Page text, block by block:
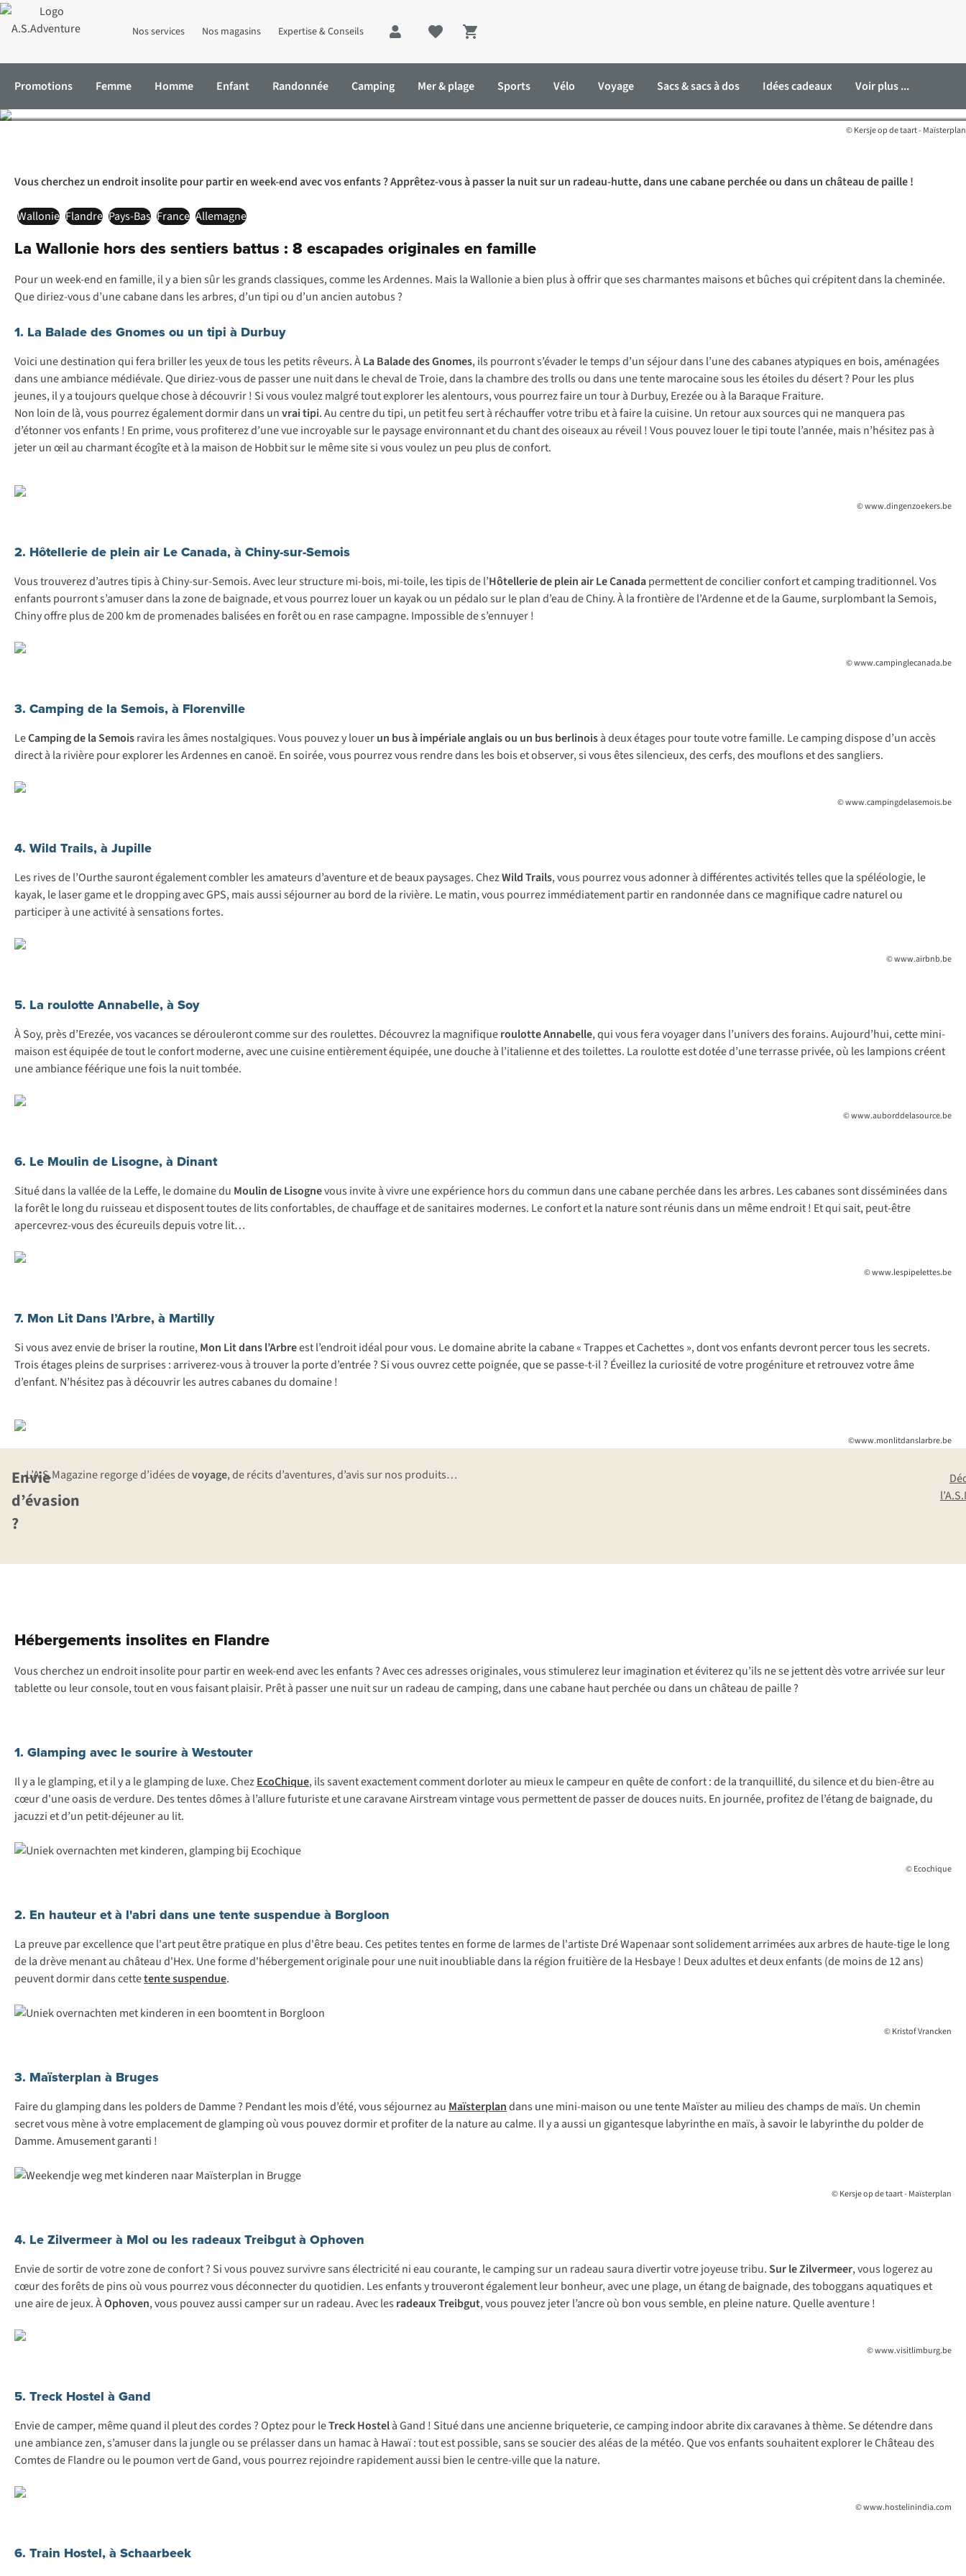
Nos services Nos magasins Expertise & Conseils
Shopping cart
Promotions Femme Homme Enfant Randonnée Camping Mer & plage Sports Vélo Voyage Sacs & sacs à dos Idées cadeaux Voir plus ...
Accueil Expertise & Conseils Hébergements insolites avec les enfants : nos 33 adresses coup de cœur !
Hébergements insolites avec les enfants : nos 33 adresses coup de cœur !
© Kersje op de taart - Maïsterplan
Vous cherchez un endroit insolite pour partir en week-end avec vos enfants ? Apprêtez-vous à passer la nuit sur un radeau-hutte, dans une cabane perchée ou dans un château de paille !
Wallonie Flandre Pays-Bas France Allemagne
La Wallonie hors des sentiers battus : 8 escapades originales en famille
Pour un week-end en famille, il y a bien sûr les grands classiques, comme les Ardennes. Mais la Wallonie a bien plus à offrir que ses charmantes maisons et bûches qui crépitent dans la cheminée.
Que diriez-vous d’une cabane dans les arbres, d’un tipi ou d’un ancien autobus ?
1. La Balade des Gnomes ou un tipi à Durbuy
Voici une destination qui fera briller les yeux de tous les petits rêveurs. ÀLa Balade des Gnomes, ils pourront s’évader le temps d’un séjour dans l’une des cabanes atypiques en bois, aménagées
dans une ambiance médiévale. Que diriez-vous de passer une nuit dans le cheval de Troie, dans la chambre des trolls ou dans une tente marocaine sous les étoiles du désert ? Pour les plus
jeunes, il y a toujours quelque chose à découvrir ! Si vous voulez malgré tout explorer les alentours, vous pourrez faire un tour à Durbuy, Erezée ou à la Baraque Fraiture.
Non loin de là, vous pourrez également dormir dans unvrai tipi. Au centre du tipi, un petit feu sert à réchauffer votre tribu et à faire la cuisine. Un retour aux sources qui ne manquera pas
d’étonner vos enfants ! En prime, vous profiterez d’une vue incroyable sur le paysage environnant et du chant des oiseaux au réveil ! Vous pouvez louer le tipi toute l’année, mais n’hésitez pas à
jeter un œil au charmant écogîte et à la maison de Hobbit sur le même site si vous voulez un peu plus de confort.
© www.dingenzoekers.be
2. Hôtellerie de plein air Le Canada, à Chiny-sur-Semois
Vous trouverez d’autres tipis à Chiny-sur-Semois. Avec leur structure mi-bois, mi-toile, les tipis de l’Hôtellerie de plein air Le Canadapermettent de concilier confort et camping traditionnel. Vos
enfants pourront s’amuser dans la zone de baignade, et vous pourrez louer un kayak ou un pédalo sur le plan d’eau de Chiny. À la frontière de l’Ardenne et de la Gaume, surplombant la Semois,
Chiny offre plus de 200 km de promenades balisées en forêt ou en rase campagne. Impossible de s’ennuyer !
© www.campinglecanada.be
3. Camping de la Semois, à Florenville
LeCamping de la Semoisravira les âmes nostalgiques. Vous pouvez y louerun bus à impériale anglais ou un bus berlinoisà deux étages pour toute votre famille. Le camping dispose d’un accès
direct à la rivière pour explorer les Ardennes en canoë. En soirée, vous pourrez vous rendre dans les bois et observer, si vous êtes silencieux, des cerfs, des mouflons et des sangliers.
© www.campingdelasemois.be
4. Wild Trails, à Jupille
Les rives de l’Ourthe sauront également combler les amateurs d’aventure et de beaux paysages. ChezWild Trails, vous pourrez vous adonner à différentes activités telles que la spéléologie, le
kayak, le laser game et le dropping avec GPS, mais aussi séjourner au bord de la rivière. Le matin, vous pourrez immédiatement partir en randonnée dans ce magnifique cadre naturel ou
participer à une activité à sensations fortes.
© www.airbnb.be
5. La roulotte Annabelle, à Soy
À Soy, près d’Erezée, vos vacances se dérouleront comme sur des roulettes. Découvrez la magnifiqueroulotte Annabelle, qui vous fera voyager dans l’univers des forains. Aujourd’hui, cette mini-
maison est équipée de tout le confort moderne, avec une cuisine entièrement équipée, une douche à l’italienne et des toilettes. La roulotte est dotée d’une terrasse privée, où les lampions créent
une ambiance féérique une fois la nuit tombée.
© www.auborddelasource.be
6. Le Moulin de Lisogne, à Dinant
Situé dans la vallée de la Leffe, le domaine du Moulin de Lisognevous invite à vivre une expérience hors du commun dans une cabane perchée dans les arbres. Les cabanes sont disséminées dans
la forêt le long du ruisseau et disposent toutes de lits confortables, de chauffage et de sanitaires modernes. Le confort et la nature sont réunis dans un même endroit ! Et qui sait, peut-être
apercevrez-vous des écureuils depuis votre lit…
© www.lespipelettes.be
7. Mon Lit Dans l’Arbre, à Martilly
Si vous avez envie de briser la routine,Mon Lit dans l’Arbreest l’endroit idéal pour vous. Le domaine abrite la cabane « Trappes et Cachettes », dont vos enfants devront percer tous les secrets.
Trois étages pleins de surprises : arriverez-vous à trouver la porte d’entrée ? Si vous ouvrez cette poignée, que se passe-t-il ? Éveillez la curiosité de votre progéniture et retrouvez votre âme
d’enfant. N’hésitez pas à découvrir les autres cabanes du domaine !
©www.monlitdanslarbre.be
Envie
d’évasion
?
L’A.S.Magazine regorge d’idées devoyage, de récits d’aventures, d’avis sur nos produits…
Hébergements insolites en Flandre
Vous cherchez un endroit insolite pour partir en week-end avec les enfants ? Avec ces adresses originales, vous stimulerez leur imagination et éviterez qu’ils ne se jettent dès votre arrivée sur leur
tablette ou leur console, tout en vous faisant plaisir. Prêt à passer une nuit sur un radeau de camping, dans une cabane haut perchée ou dans un château de paille ?
1. Glamping avec le sourire à Westouter
Il y a le glamping, et il y a le glamping de luxe. ChezEcoChique, ils savent exactement comment dorloter au mieux le campeur en quête de confort : de la tranquillité, du silence et du bien-être au
cœur d'une oasis de verdure. Des tentes dômes à l’allure futuriste et une caravane Airstream vintage vous permettent de passer de douces nuits. En journée, profitez de l’étang de baignade, du
jacuzzi et d’un petit-déjeuner au lit.
© Ecochique
2. En hauteur et à l'abri dans une tente suspendue à Borgloon
La preuve par excellence que l'art peut être pratique en plus d'être beau. Ces petites tentes en forme de larmes de l'artiste Dré Wapenaar sont solidement arrimées aux arbres de haute-tige le long
de la drève menant au château d'Hex. Une forme d'hébergement originale pour une nuit inoubliable dans la région fruitière de la Hesbaye ! Deux adultes et deux enfants (de moins de 12 ans)
peuvent dormir dans cettetente suspendue.
© Kristof Vrancken
3. Maïsterplan à Bruges
Faire du glamping dans les polders de Damme ? Pendant les mois d’été, vous séjournez au Maïsterplandans une mini-maison ou une tente Maïster au milieu des champs de maïs. Un chemin
secret vous mène à votre emplacement de glamping où vous pouvez dormir et profiter de la nature au calme. Il y a aussi un gigantesque labyrinthe en maïs, à savoir le labyrinthe du polder de
Damme. Amusement garanti !
© Kersje op de taart - Maïsterplan
4. Le Zilvermeer à Mol ou les radeaux Treibgut à Ophoven
Envie de sortir de votre zone de confort ? Si vous pouvez survivre sans électricité ni eau courante, le camping sur un radeau saura divertir votre joyeuse tribu.Sur le Zilvermeer, vous logerez au
cœur des forêts de pins où vous pourrez vous déconnecter du quotidien. Les enfants y trouveront également leur bonheur, avec une plage, un étang de baignade, des toboggans aquatiques et
une aire de jeux. ÀOphoven, vous pouvez aussi camper sur un radeau. Avec les radeaux Treibgut, vous pouvez jeter l’ancre où bon vous semble, en pleine nature. Quelle aventure !
© www.visitlimburg.be
5. Treck Hostel à Gand
Envie de camper, même quand il pleut des cordes ? Optez pour leTreck Hostelà Gand ! Situé dans une ancienne briqueterie, ce camping indoor abrite dix caravanes à thème. Se détendre dans
une ambiance zen, s’amuser dans la jungle ou se prélasser dans un hamac à Hawaï : tout est possible, sans se soucier des aléas de la météo. Que vos enfants souhaitent explorer le Château des
Comtes de Flandre ou le poumon vert de Gand, vous pourrez rejoindre rapidement aussi bien le centre-ville que la nature.
© www.hostelinindia.com
6. Train Hostel, à Schaarbeek